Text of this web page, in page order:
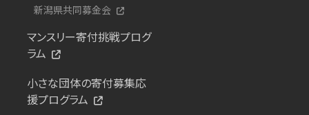
新潟県共同募金会
マンスリー寄付挑戦プログ
ラム
小さな団体の寄付募集応
援プログラム